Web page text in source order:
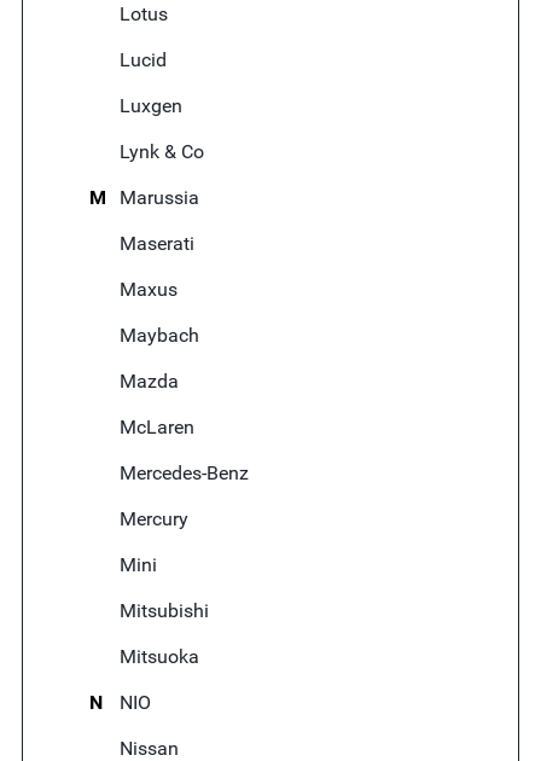
Lotus
Lucid
Luxgen
Lynk & Co
M
Marussia
Maserati
Maxus
Maybach
Mazda
McLaren
Mercedes-Benz
Mercury
Mini
Mitsubishi
Mitsuoka
N
NIO
Nissan